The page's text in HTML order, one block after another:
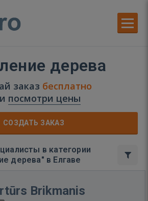
дерева
заказ бесплатно
посмотри цены
СОЗДАТЬ ЗАКАЗ
в категории
дерева" в Елгаве
Brikmanis